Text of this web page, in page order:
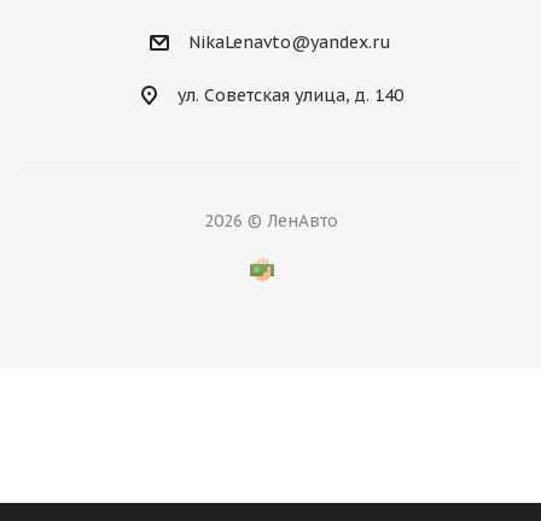
NikaLenavto@yandex.ru
ул. Советская улица, д. 140
2026 © ЛенАвто